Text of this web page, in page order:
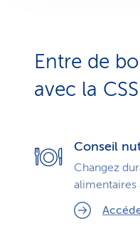
Entre de
avec la CSS
Conseil
Changez
alimentaires